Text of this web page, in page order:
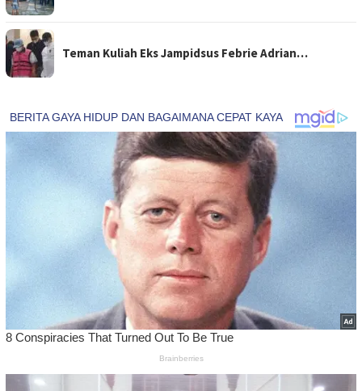
Teman Kuliah Eks Jampidsus Febrie Adrian…